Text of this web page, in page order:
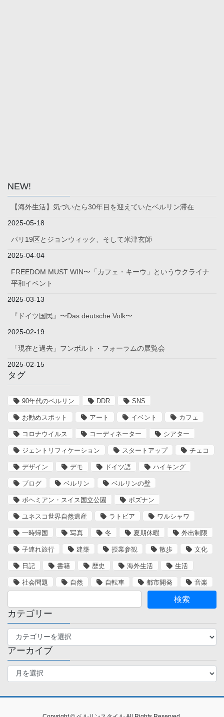
NEW!
【海外生活】気づいたら30年目を迎えていたベルリン滞在
2025-05-18
パリ19区とジョンウィック、そして米津玄師
2025-04-04
FREEDOM MUST WIN〜「カフェ・キーウ」というウクライナ
平和イベント
2025-03-13
『ドイツ国民』〜Das deutsche Volk〜
2025-02-19
「現在と過去」フンボルト・フォーラムの展覧会
2025-02-15
タグ
90年代のベルリン DDR SNS
お勧めスポット アート イベント カフェ
コロナウイルス コーディネーター シアター
ジェントリフィケーション スタートアップ チェコ
デザイン デモ ドイツ語 ハイキング
ブログ ベルリン ベルリンの壁
ボヘミアン・スイス国立公園 ポズナン
ユネスコ世界自然遺産 ラトビア ワルシャワ
一時帰国 写真 冬 夏期休暇 外出制限
子連れ旅行 建築 授業参観 散歩 文化
日記 書籍 歴史 海外生活 生活
社会問題 自然 自転車 都市開発 音楽
カテゴリー
テ
ゴ
リ
アーカイブ
ア
イ